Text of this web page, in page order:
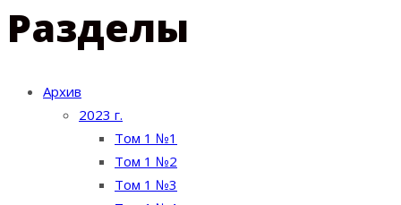
Разделы
Архив
2023 г.
Том 1 №1
Том 1 №2
Том 1 №3